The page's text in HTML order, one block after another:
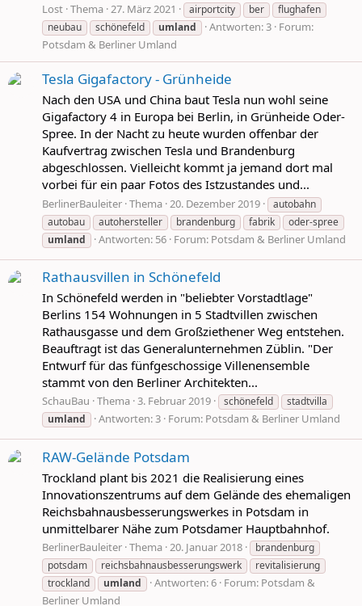
Lost Thema 27. März 2021 airportcity ber
flughafen
neubau
schönefeld umland Antworten: 3 Forum:
Potsdam & Berliner Umland
Tesla Gigafactory - Grünheide
Nach den USA und China baut Tesla nun wohl seine
Gigafactory 4 in Europa bei Berlin, in Grünheide Oder-
Spree. In der Nacht zu heute wurden offenbar der
Kaufvertrag zwischen Tesla und Brandenburg
abgeschlossen. Vielleicht kommt ja jemand dort mal
vorbei für ein paar Fotos des Istzustandes und...
BerlinerBauleiter Thema 20. Dezember 2019
autobahn
autobau
autohersteller brandenburg fabrik
oder-spree
umland
Antworten: 56 Forum: Potsdam & Berliner Umland
Rathausvillen in Schönefeld
In Schönefeld werden in "beliebter Vorstadtlage"
Berlins 154 Wohnungen in 5 Stadtvillen zwischen
Rathausgasse und dem Großziethener Weg entstehen.
Beauftragt ist das Generalunternehmen Züblin. "Der
Entwurf für das fünfgeschossige Villenensemble
stammt von den Berliner Architekten...
SchauBau Thema 3. Februar 2019 schönefeld
stadtvilla
umland
Antworten: 3 Forum: Potsdam & Berliner Umland
RAW-Gelände Potsdam
Trockland plant bis 2021 die Realisierung eines
Innovationszentrums auf dem Gelände des ehemaligen
Reichsbahnausbesserungswerkes in Potsdam in
unmittelbarer Nähe zum Potsdamer Hauptbahnhof.
BerlinerBauleiter Thema 20. Januar 2018
brandenburg
potsdam
reichsbahnausbesserungswerk
revitalisierung
trockland
umland Antworten: 6 Forum: Potsdam &
Berliner Umland